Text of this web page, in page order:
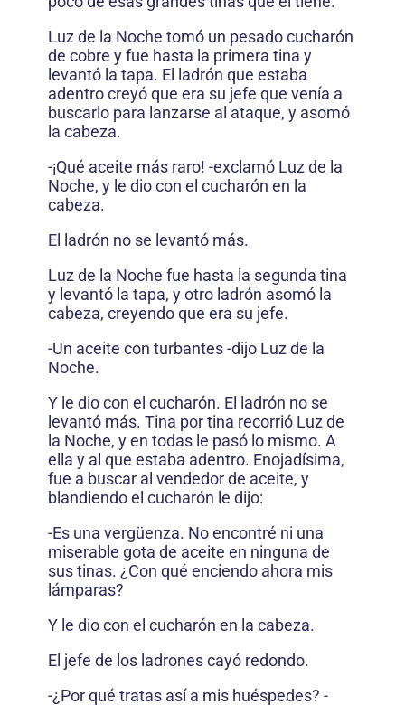
Luz de la Noche tomó un pesado cucharón
de cobre y fue hasta la primera tina y
levantó la tapa. El ladrón que estaba
adentro creyó que era su jefe que venía a
buscarlo para lanzarse al ataque, y asomó
la cabeza.
-¡Qué aceite más raro! -exclamó Luz de la
Noche, y le dio con el cucharón en la
cabeza.
El ladrón no se levantó más.
Luz de la Noche fue hasta la segunda tina
y levantó la tapa, y otro ladrón asomó la
cabeza, creyendo que era su jefe.
-Un aceite con turbantes -dijo Luz de la
Noche.
Y le dio con el cucharón. El ladrón no se
levantó más. Tina por tina recorrió Luz de
la Noche, y en todas le pasó lo mismo. A
ella y al que estaba adentro. Enojadísima,
fue a buscar al vendedor de aceite, y
blandiendo el cucharón le dijo:
-Es una vergüenza. No encontré ni una
miserable gota de aceite en ninguna de
sus tinas. ¿Con qué enciendo ahora mis
lámparas?
Y le dio con el cucharón en la cabeza.
El jefe de los ladrones cayó redondo.
-¿Por qué tratas así a mis huéspedes? -